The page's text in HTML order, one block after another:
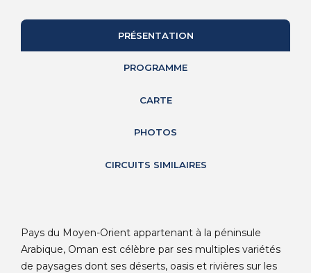
PRÉSENTATION
PROGRAMME
CARTE
PHOTOS
CIRCUITS SIMILAIRES
Pays du Moyen-Orient appartenant à la péninsule
Arabique, Oman est célèbre par ses multiples variétés
de paysages dont ses déserts, oasis et rivières sur les